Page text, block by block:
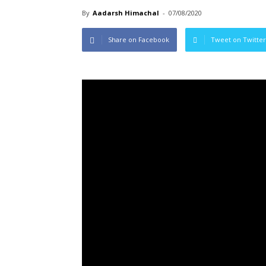
By Aadarsh Himachal - 07/08/2020
Share on Facebook Tweet on Twitter